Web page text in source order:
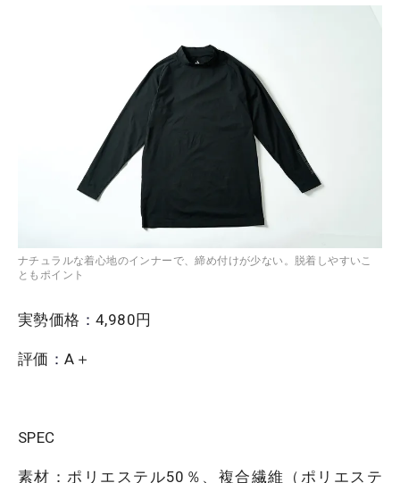
ナチュラルな着心地のインナーで、締め付けが少ない。脱着しやすいこ
ともポイント
実勢価格 ：4,980円
評価 ：A＋
SPEC
素材：ポリエステル50％、複合繊維（ポリエステ